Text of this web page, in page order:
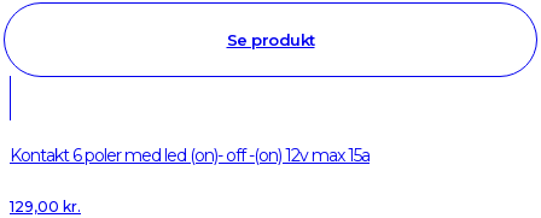
Se produkt
Kontakt 6 poler med led (on)- off -(on) 12v max 15a
129,00 kr.